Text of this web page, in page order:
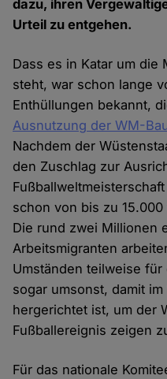
dazu, ihren
Urteil zu entgehen.
Dass es in Katar um
steht, war schon lange
Enthüllungen bekannt,
Ausnutzung der WM-
Nachdem der
den Zuschlag zur
schon von bis zu
Die rund zwei Millionen
Arbeitsmigranten
Umständen teilweise
sogar umsonst, damit
hergerichtet ist, um der
Fußballereignis zeigen
Für das nationale